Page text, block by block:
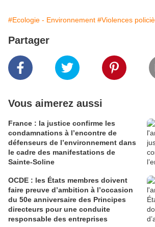
#Ecologie - Environnement #Violences
Partager
Vous aimerez aussi
France : la justice confirme les
condamnations à l’encontre de
défenseurs de l’environnement dans
le cadre des manifestations de
Sainte-Soline
OCDE : les États membres doivent
faire preuve d’ambition à l’occasion
du 50e anniversaire des Principes
directeurs pour une conduite
responsable des entreprises